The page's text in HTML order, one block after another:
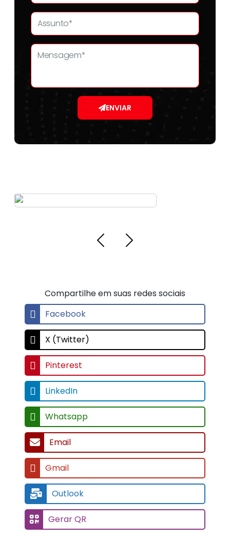
ENVIAR
Placas de identificação
gravadas
Etiquetas em braile
Compartilhe em suas redes sociais
Facebook
X (Twitter)